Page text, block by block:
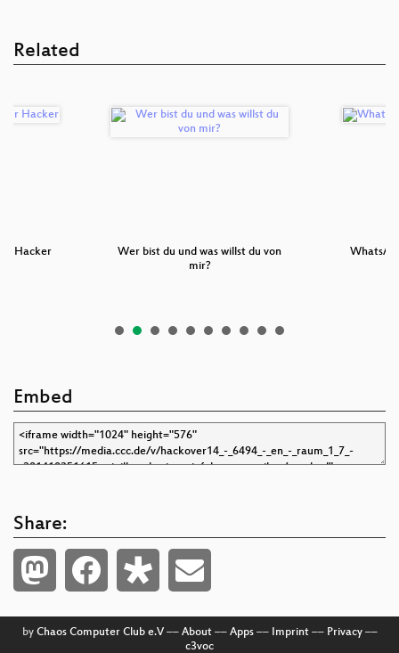
Related
Hacker
Wer bist du und was willst du von
mir?
Embed
Share:
by Chaos Computer Club e.V–– About–– Apps–– Imprint–– Privacy––
c3voc